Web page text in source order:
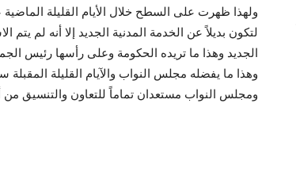
ولهذا ظهرت على السطح خلال الأيام القليلة
لتكون بديلاً عن الخدمة المدنية الجديد إلا أنه لم
الجديد وهذا ما تريده الحكومة وعلى رأسها رئيس
وهذا ما يفضله مجلس النواب والآيام القليلة
ومجلس النواب مستعدان تماماً للتعاون والتنسيق